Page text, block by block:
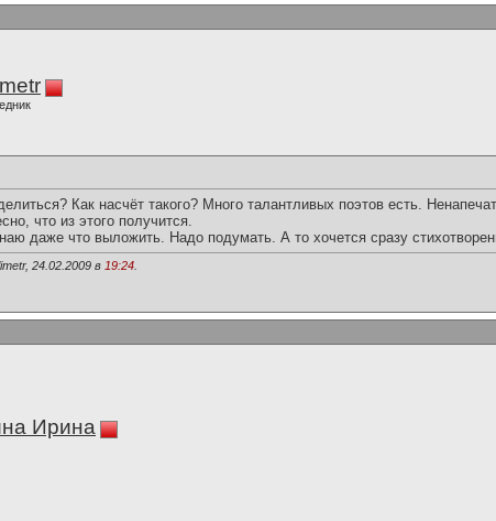
Как насчёт такого? Много талантливых поэтов есть.
что из этого получится.
даже что выложить. Надо подумать. А то хочется сразу
24.02.2009 в 19:24
Ирина